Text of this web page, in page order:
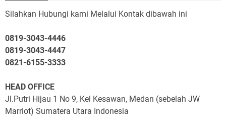
Silahkan Hubungi kami Melalui Kontak dibawah ini
0819-3043-4446
0819-3043-4447
0821-6155-3333
HEAD OFFICE
Jl.Putri Hijau 1 No 9, Kel Kesawan, Medan (sebelah JW
Marriot) Sumatera Utara Indonesia